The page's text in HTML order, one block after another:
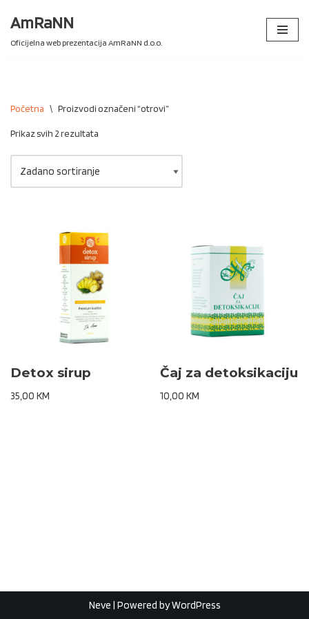
Skip
AmRaNN
Oficijelna web prezentacija AmRaNN d.o.o.
Početna \ Proizvodi označeni “otrovi”
Prikaz svih 2 rezultata
Detox sirup
35,00 KM
Čaj za detoksikaciju
10,00KM
Neve | Powered byWordPress